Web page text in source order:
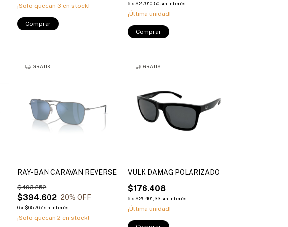
¡Solo quedan 3 en stock!
Comprar
6 x $27.910,50 sin interés
¡Última unidad!
Comprar
GRATIS
RAY-BAN CARAVAN REVERSE
$394.602
$493.252
20% OFF
6x $65.767 sin interés
¡Solo quedan2 en stock!
GRATIS
VULK DAMAG POLARIZADO
$176.408
6 x $29.401,33 sin interés
¡Última unidad!